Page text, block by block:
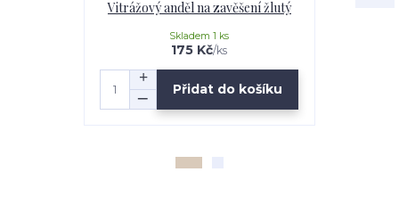
Vitrážový anděl na zavěšení žlutý
175 Kč/ks
Skladem 1 ks
Přidat do košíku